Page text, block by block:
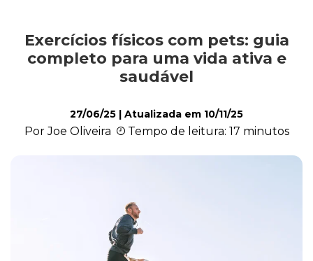
Alimentação
Filhotes
Exercícios físicos com pets: guia
completo para uma vida ativa e
saudável
27/06/25 | Atualizada em 10/11/25
Por Joe Oliveira Tempo de leitura: 17 minutos